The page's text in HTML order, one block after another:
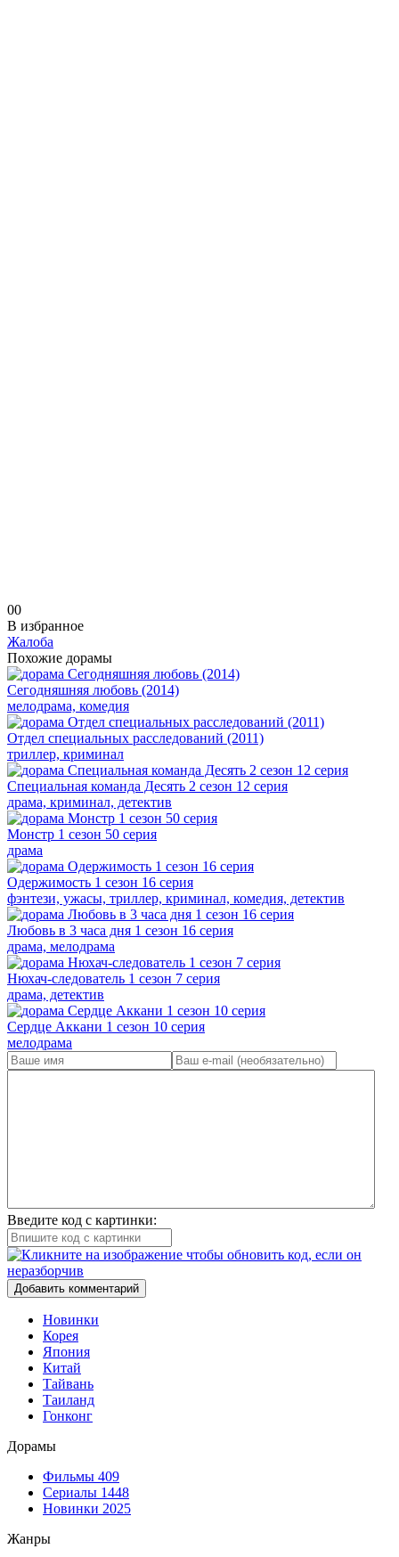
00
В избранное
Жалоба
Похожие дорамы
Сегодняшняя любовь (2014)
мелодрама, комедия
Отдел специальных расследований (2011)
триллер, криминал
Специальная команда Десять 2 сезон 12 серия
драма, криминал, детектив
Монстр 1 сезон 50 серия
драма
Одержимость 1 сезон 16 серия
фэнтези, ужасы, триллер, криминал, комедия, детектив
Любовь в 3 часа дня 1 сезон 16 серия
драма, мелодрама
Нюхач-следователь 1 сезон 7 серия
драма, детектив
Сердце Аккани 1 сезон 10 серия
мелодрама
Введите код с картинки:
Добавить комментарий
Новинки
Корея
Япония
Китай
Тайвань
Таиланд
Гонконг
Дорамы
Фильмы 409
Сериалы 1448
Новинки 2025
Жанры